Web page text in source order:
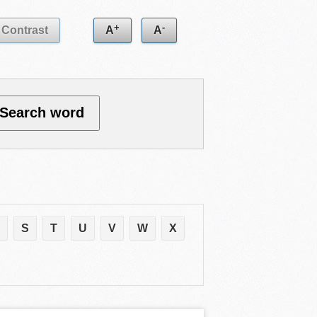
A+ A-
S T U V W X